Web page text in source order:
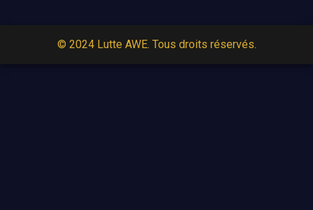
© 2024 Lutte AWE. Tous droits réservés.